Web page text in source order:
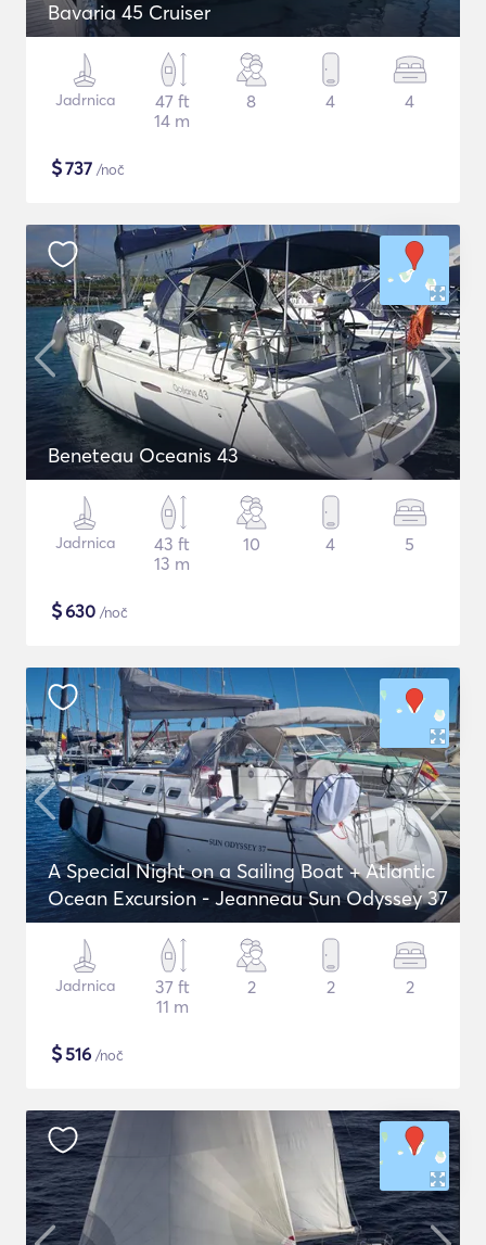
Bavaria 45 Cruiser
Jadrnica
47 ft
14 m
8 4 4
$737 /noč
Beneteau Oceanis 43
Jadrnica
43 ft
13 m
10 4 5
$630 /noč
A Special Night on a Sailing Boat + Atlantic
Ocean Excursion - Jeanneau Sun Odyssey 37
Jadrnica
37 ft
11 m
2 2 2
$516 /noč